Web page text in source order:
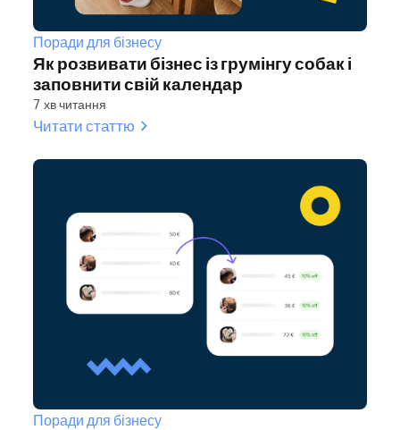
Поради для бізнесу
Як розвивати бізнес із грумінгу собак і
заповнити свій календар
7 хв читання
Читати статтю
Поради для бізнесу